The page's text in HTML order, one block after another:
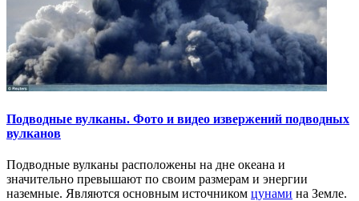
Подводные вулканы. Фото и видео извержений подводных
вулканов
Подводные вулканы расположены на дне океана и
значительно превышают по своим размерам и энергии
наземные. Являются основным источником цунами на Земле.